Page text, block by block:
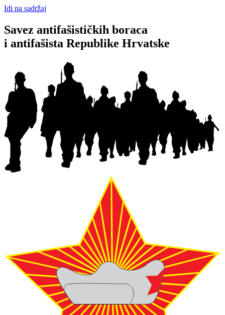
Idi na sadržaj
Savez antifašističkih boraca
i antifašista Republike Hrvatske